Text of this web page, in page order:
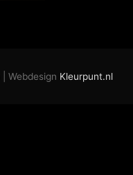
| Webdesign Kleurpunt.nl